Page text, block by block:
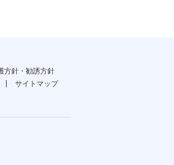
方針・勧誘方針
サイトマップ